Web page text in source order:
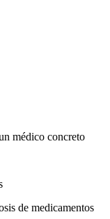
médico concreto
de medicamentos